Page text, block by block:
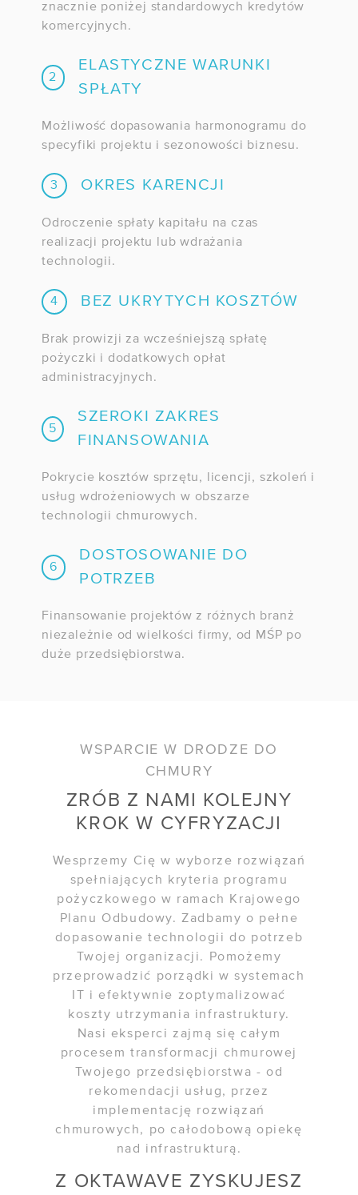
znacznie poniżej standardowych kredytów
komercyjnych.
2
ELASTYCZNE WARUNKI
SPŁATY
Możliwość dopasowania harmonogramu do
specyfiki projektu i sezonowości biznesu.
3 OKRES KARENCJI
Odroczenie spłaty kapitału na czas
realizacji projektu lub wdrażania
technologii.
4 BEZ UKRYTYCH KOSZTÓW
Brak prowizji za wcześniejszą spłatę
pożyczki i dodatkowych opłat
administracyjnych.
5
SZEROKI ZAKRES
FINANSOWANIA
Pokrycie kosztów sprzętu, licencji, szkoleń i
usług wdrożeniowych w obszarze
technologii chmurowych.
6
DOSTOSOWANIE DO
POTRZEB
Finansowanie projektów z różnych branż
niezależnie od wielkości firmy, od MŚP po
duże przedsiębiorstwa.
WSPARCIE W DRODZE DO
CHMURY
ZRÓB Z NAMI KOLEJNY
KROK W CYFRYZACJI
Wesprzemy Cię w wyborze rozwiązań
spełniających kryteria programu
pożyczkowego w ramach Krajowego
Planu Odbudowy. Zadbamy o pełne
dopasowanie technologii do potrzeb
Twojej organizacji. Pomożemy
przeprowadzić porządki w systemach
IT i efektywnie zoptymalizować
koszty utrzymania infrastruktury.
Nasi eksperci zajmą się całym
procesem transformacji chmurowej
Twojego przedsiębiorstwa - od
rekomendacji usług, przez
implementację rozwiązań
chmurowych, po całodobową opiekę
nad infrastrukturą.
Z OKTAWAVE ZYSKUJESZ